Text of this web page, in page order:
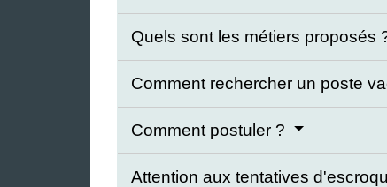
Quels sont les métiers proposés
Comment rechercher un poste
Comment postuler ?
Attention aux tentatives